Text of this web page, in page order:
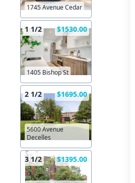
1745 Avenue Cedar
1 1/2 $1530.00
1405 Bishop St
2 1/2 $1695.00
5600 Avenue
Decelles
3 1/2 $1395.00